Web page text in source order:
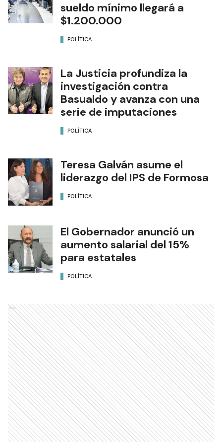
sueldo mínimo llegará a
$1.200.000
POLÍTICA
La Justicia profundiza la
investigación contra
Basualdo y avanza con una
serie de imputaciones
POLÍTICA
Teresa Galván asume el
liderazgo del IPS de Formosa
POLÍTICA
El Gobernador anunció un
aumento salarial del 15%
para estatales
POLÍTICA
Ads